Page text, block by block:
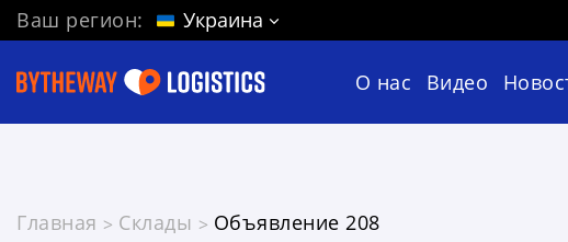
Ваш регион: Украина
О нас Видео
Главная Склады Объявление 208